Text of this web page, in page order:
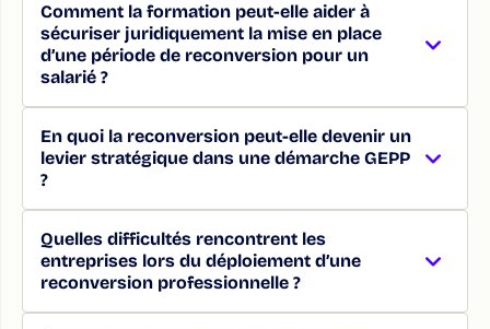
Comment la formation peut-elle aider à
sécuriser juridiquement la mise en place
d’une période de reconversion pour un
salarié ?
En quoi la reconversion peut-elle devenir un
levier stratégique dans une démarche GEPP
?
Quelles difficultés rencontrent les
entreprises lors du déploiement d’une
reconversion professionnelle ?